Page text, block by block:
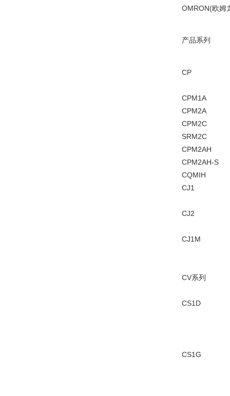
OMRON(欧姆
产品系列
CP
CPM1A
CPM2A
CPM2C
SRM2C
CPM2AH
CPM2AH-S
CQMIH
CJ1
CJ2
CJ1M
CV系列
CS1D
CS1G